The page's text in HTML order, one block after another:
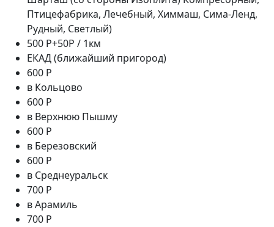
Птицефабрика, Лечебный, Химмаш, Сима-Ленд,
Рудный, Светлый)
500 Р+50Р / 1км
ЕКАД (ближайший пригород)
600 Р
в Кольцово
600 Р
в Верхнюю Пышму
600 Р
в Березовский
600 Р
в Среднеуральск
700 Р
в Арамиль
700 Р